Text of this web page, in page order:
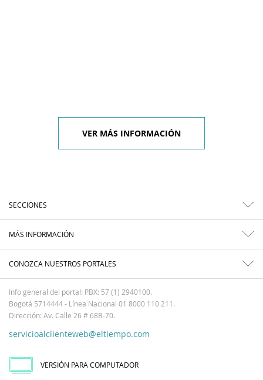
VER MÁS INFORMACIÓN
SECCIONES
MÁS INFORMACIÓN
CONOZCA NUESTROS PORTALES
Info general del portal: PBX: 57 (1) 2940100.
Bogotá 5714444 - Línea Nacional 01 8000 110 211.
Dirección: Av. Calle 26 # 68B-70.
servicioalclienteweb@eltiempo.com
VERSIÓN PARA COMPUTADOR